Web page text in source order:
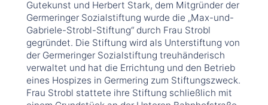
Gutekunst und Herbert Stark, dem Mitgründer der
Germeringer Sozialstiftung wurde die „Max-und-
Gabriele-Strobl-Stiftung“ durch Frau Strobl
gegründet. Die Stiftung wird als Unterstiftung von
der Germeringer Sozialstiftung treuhänderisch
verwaltet und hat die Errichtung und den Betrieb
eines Hospizes in Germering zum Stiftungszweck.
Frau Strobl stattete ihre Stiftung schließlich mit